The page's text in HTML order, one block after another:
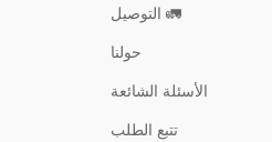
🚛 التوصيل
حولنا
الأسئلة الشائعة
تتبع الطلب